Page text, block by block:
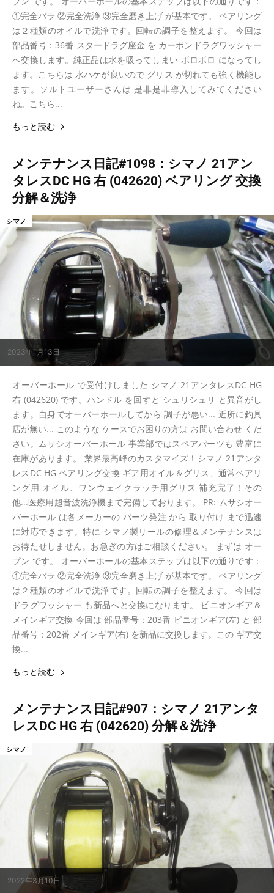
①完全バラ ②完全洗浄 ③完全磨き上げ が基本です。 ベアリング
は２種類のオイルで洗浄です。回転の調子を整えます。 今回は
部品番号：36番 スタードラグ座金 を カーボンドラグワッシャー
へ交換します。純正品は水を吸ってしまい ボロボロ になってし
ます。こちらは 水ハケが良いので グリス が切れても強く機能し
ます。ソルトユーザーさんは 是非是非導入してみてください
ね。こちら...
もっと読む
メンテナンス日記#1098：シマノ 21アン
タレスDC HG 右 (042620) ベアリング 交換
分解＆洗浄
2023年1月13日
シマノ
オーバーホール で受付けしました シマノ 21アンタレスDC HG
右 (042620) です。ハンドル を回すと シュリシュリ と異音がし
ます。自身でオーバーホールしてから 調子が悪い... 近所に釣具
店が無い... このような ケースでお困りの方は お問い合わせ くだ
さい。ムサシオーバーホール 事業部ではスペアパーツも 豊富に
在庫があります。 業界最高峰のカスタマイズ！シマノ 21アンタ
レスDC HG ベアリング交換 ギア用オイル＆グリス、通常ベアリ
ング用 オイル、ワンウェイクラッチ用グリス 補充完了！その
他...医療用超音波洗浄機まで完備しております。 PR: ムサシオー
バーホール は各メーカーの パーツ発注 から 取り付け まで迅速
に対応できます。特に シマノ製リールの修理＆メンテナンスは
お待たせしません。お急ぎの方はご相談ください。 まずは オー
プン です。 オーバーホールの基本ステップは以下の通りです：
①完全バラ ②完全洗浄 ③完全磨き上げ が基本です。 ベアリング
は２種類のオイルで洗浄です。回転の調子を整えます。 今回は
ドラグワッシャー も新品へと交換になります。 ピニオンギア＆
メインギア交換 今回は 部品番号：203番 ピニオンギア(左) と 部
品番号：202番 メインギア(右) を新品に交換します。この ギア交
換...
もっと読む
メンテナンス日記#907：シマノ 21アンタ
レスDC HG 右 (042620) 分解＆洗浄
2022年3月10日
シマノ